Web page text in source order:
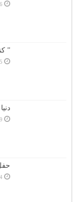
16
”
15
29
14